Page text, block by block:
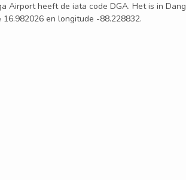
Airport heeft de iata code DGA. Het is in
en longitude -88.228832.